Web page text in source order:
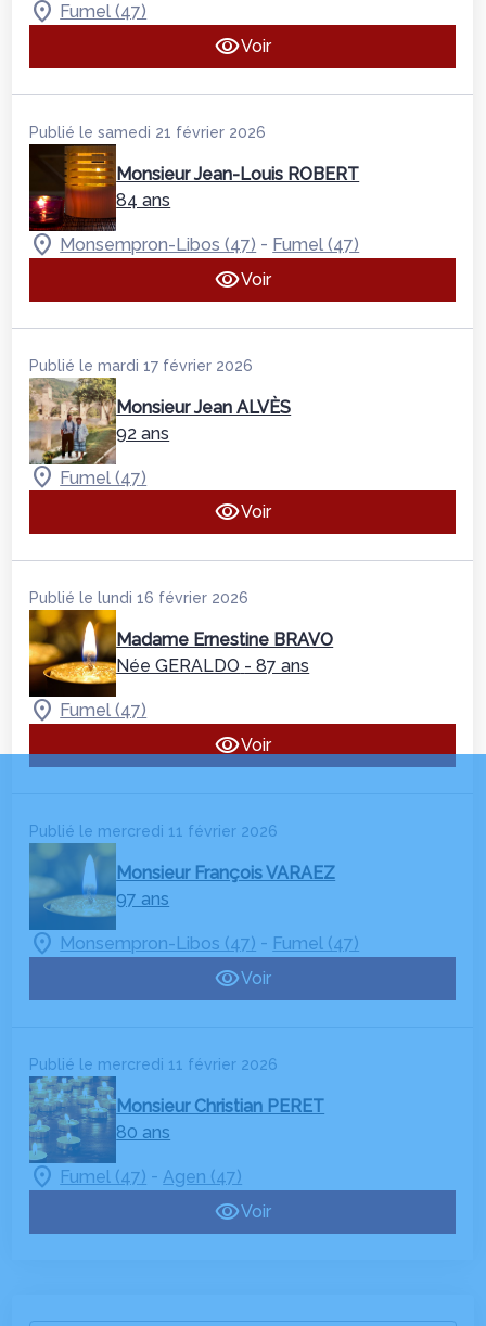
Fumel (47)
Voir
Publié le samedi 21 février 2026
Monsieur Jean-Louis ROBERT
84 ans
Monsempron-Libos (47) - Fumel (47)
Voir
Publié le mardi 17 février 2026
Monsieur Jean ALVÈS
92 ans
Fumel (47)
Voir
Publié le lundi 16 février 2026
Madame Ernestine BRAVO
Née GERALDO - 87 ans
Fumel (47)
Voir
Publié le mercredi 11 février 2026
Monsieur François VARAEZ
97 ans
Monsempron-Libos (47) - Fumel (47)
Voir
Publié le mercredi 11 février 2026
Monsieur Christian PERET
80 ans
Fumel (47) - Agen (47)
Voir